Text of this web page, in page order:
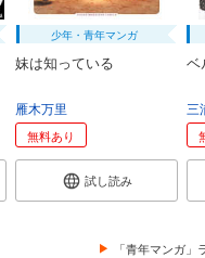
少年・青年マンガ
妹は知っている
雁木万里
無料あり
試し読み
ベ
三
「青年マンガ